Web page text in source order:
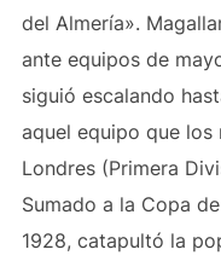
del Almería».
ante equipos de
siguió escalando
aquel equipo que los
Londres (Primera
Sumado a la Copa
1928, catapultó la